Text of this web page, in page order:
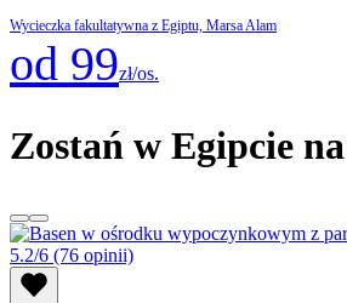
Wycieczka fakultatywna z Egiptu, Marsa Alam
od 99zł/os.
Zostań w Egipcie
5.2/6 (76 opinii)